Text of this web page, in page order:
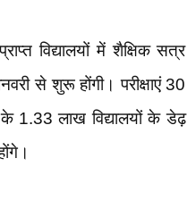
विद्यालयों में शैक्षिक सत्र
से शुरू होंगी। परीक्षाएं 30
1.33 लाख विद्यालयों के डेढ़